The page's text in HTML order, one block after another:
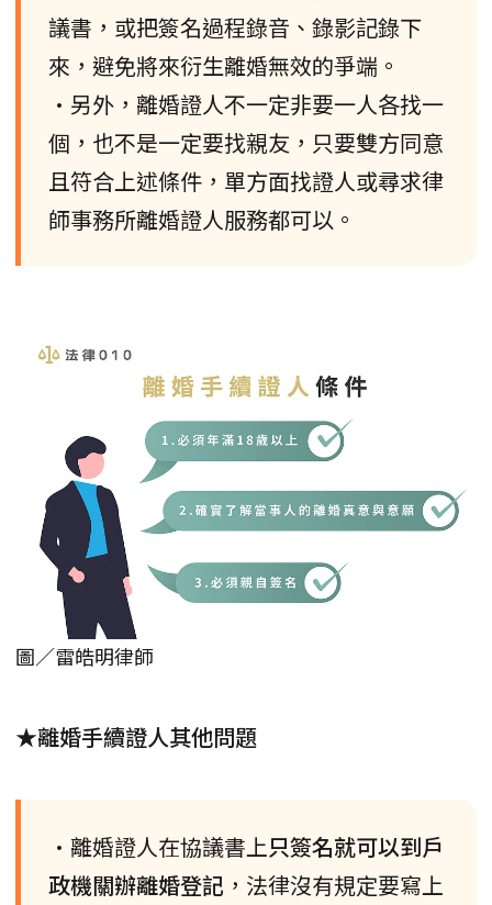
議書，或把簽名過程錄音、錄影記錄下
來，避免將來衍生離婚無效的爭端。
•另外，離婚證人不一定非要一人各找一
個，也不是一定要找親友，只要雙方同意
且符合上述條件，單方面找證人或尋求律
師事務所離婚證人服務都可以。
圖／雷皓明律師
★離婚手續證人其他問題
•離婚證人在協議書上只簽名就可以到戶
政機關辦離婚登記 ，法律沒有規定要寫上